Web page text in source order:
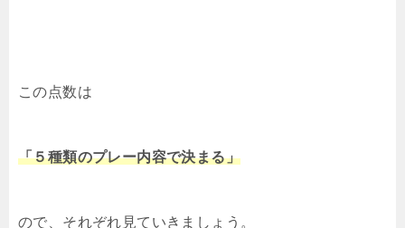
この点数は
「５種類のプレー内容で決まる」
ので、それぞれ見ていきましょう。